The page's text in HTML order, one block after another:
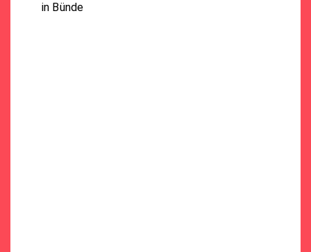
in Bünde